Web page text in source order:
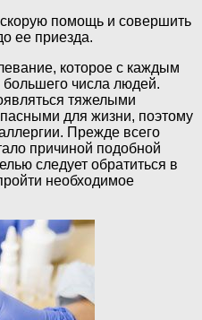
помощь и совершить
ее приезда.
которое с каждым
большего числа людей.
тяжелыми
для жизни, поэтому
Прежде всего
причиной подобной
следует обратиться в
необходимое